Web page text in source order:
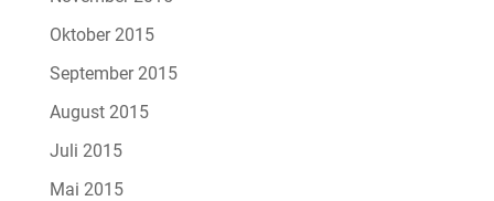
Oktober 2015
September 2015
August 2015
Juli 2015
Mai 2015